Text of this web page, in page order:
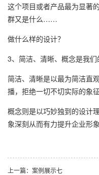
这个项目或者产品最为显著
群又是什么……
做什么样的设计？
3、简洁、清晰、概念是我们
简洁、清晰是以最为简洁直
播，拒绝一切不切实际的象
概念则是以巧妙独到的设计
象深刻从而有力提升企业形
上一篇： 案例展示七